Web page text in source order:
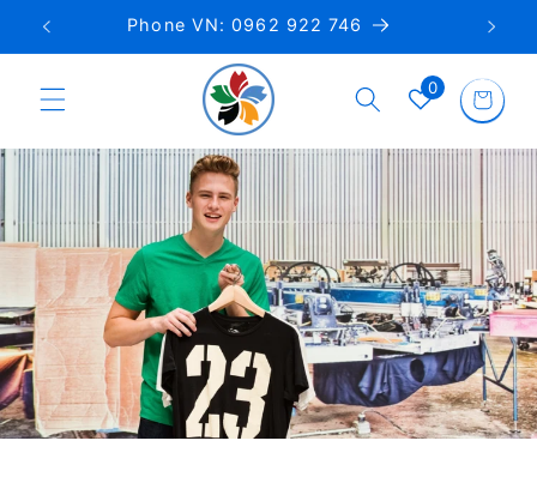
Skip to
content
Phone VN: 0962 922 746
0 Cart